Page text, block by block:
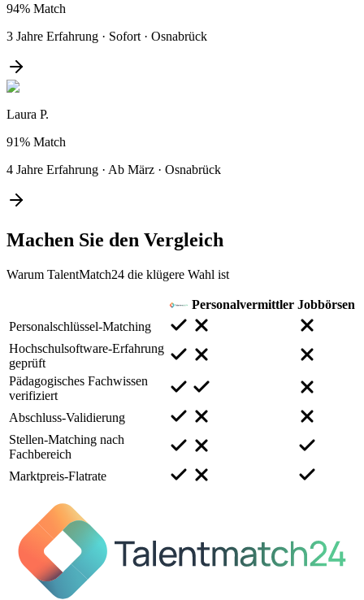
94% Match
3 Jahre Erfahrung · Sofort · Osnabrück
Laura P.
91% Match
4 Jahre Erfahrung · Ab März · Osnabrück
Machen Sie den Vergleich
Warum TalentMatch24 die klügere Wahl ist
Personalvermittler Jobbörsen
Personalschlüssel-Matching
Hochschulsoftware-Erfahrung
geprüft
Pädagogisches Fachwissen
verifiziert
Abschluss-Validierung
Stellen-Matching nach
Fachbereich
Marktpreis-Flatrate